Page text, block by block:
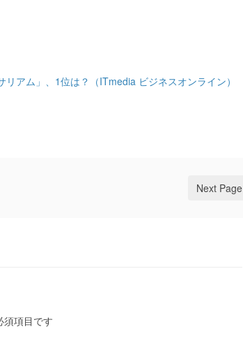
アム」、1位は？（ITmedia ビジネスオンライン）
Next Page
須項目です